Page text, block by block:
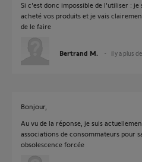
Si c'est donc impossible de l'utiliser :
acheté vos produits et je vais
de le faire
Bertrand M. il y a plus
Bonjour,
Au vu de la réponse, je suis
associations de consommateurs pour
obsolescence forcée